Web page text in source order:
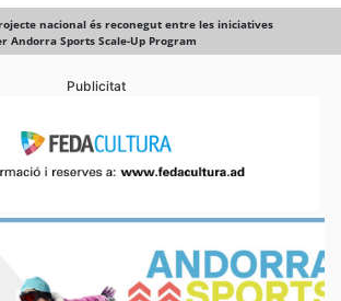
nacional és reconegut entre les iniciatives
Andorra Sports Scale-Up Program
Publicitat